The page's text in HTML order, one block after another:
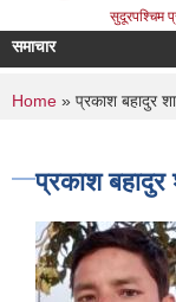
सुदूरपश्चिम
समाचार
You are
Home » प्रकाश बहादुर
प्रकाश बहादुर